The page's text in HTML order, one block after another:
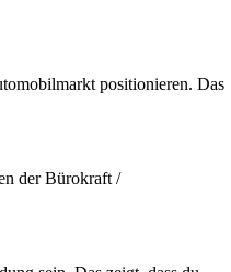
positionieren. Das
der Bürokraft /